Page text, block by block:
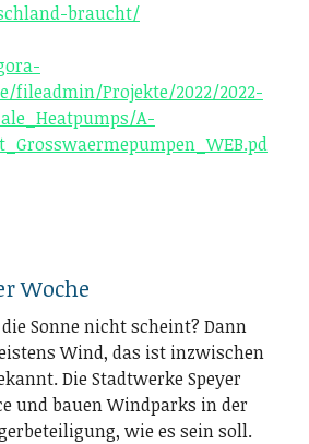
braucht/
fileadmin/Projekte/2022/2022-
A-
Woche
Sonne nicht scheint? Dann
Wind, das ist inzwischen
Die Stadtwerke Speyer
und bauen Windparks in der
wie es sein soll.